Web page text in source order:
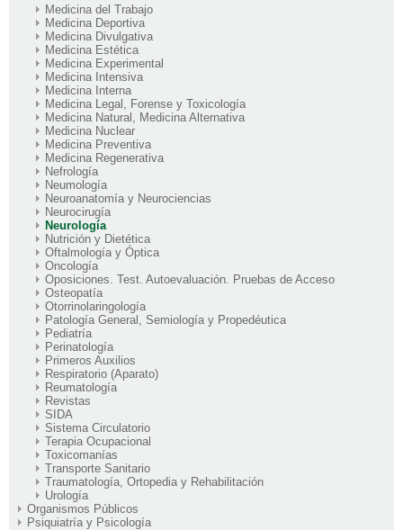
Medicina del Trabajo
Medicina Deportiva
Medicina Divulgativa
Medicina Estética
Medicina Experimental
Medicina Intensiva
Medicina Interna
Medicina Legal, Forense y Toxicología
Medicina Natural, Medicina Alternativa
Medicina Nuclear
Medicina Preventiva
Medicina Regenerativa
Nefrología
Neumología
Neuroanatomía y Neurociencias
Neurocirugía
Neurología
Nutrición y Dietética
Oftalmología y Óptica
Oncología
Oposiciones. Test. Autoevaluación. Pruebas de Acceso
Osteopatía
Otorrinolaringología
Patología General, Semiología y Propedéutica
Pediatría
Perinatología
Primeros Auxilios
Respiratorio (Aparato)
Reumatología
Revistas
SIDA
Sistema Circulatorio
Terapia Ocupacional
Toxicomanías
Transporte Sanitario
Traumatología, Ortopedia y Rehabilitación
Urología
Organismos Públicos
Psiquiatría y Psicología